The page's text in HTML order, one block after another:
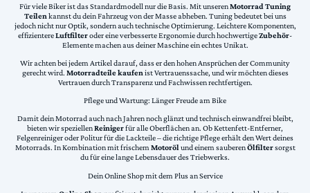
Für viele Biker ist das Standardmodell nur die Basis. Mit unserenMotorrad Tuning
Teilen kannst du dein Fahrzeug von der Masse abheben. Tuning bedeutet bei uns
jedoch nicht nur Optik, sondern auch technische Optimierung. Leichtere Komponenten,
effizientereLuftfilteroder eine verbesserte Ergonomie durch hochwertigeZubehör-
Elemente machen aus deiner Maschine ein echtes Unikat.
Wir achten bei jedem Artikel darauf, dass er den hohen Ansprüchen der Community
gerecht wird. Motorradteile kaufen ist Vertrauenssache, und wir möchten dieses
Vertrauen durch Transparenz und Fachwissen rechtfertigen.
Pflege und Wartung: Länger Freude am Bike
Damit dein Motorrad auch nach Jahren noch glänzt und technisch einwandfrei bleibt,
bieten wir speziellenReinigerfür alle Oberflächen an. Ob Kettenfett-Entferner,
Felgenreiniger oder Politur für die Lackteile – die richtige Pflege erhält den Wert deines
Motorrads. In Kombination mit frischemMotorölund einem sauberenÖlfiltersorgst
du für eine lange Lebensdauer des Triebwerks.
Dein Online Shop mit dem Plus an Service